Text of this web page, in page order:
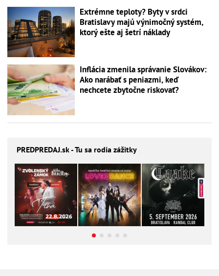
Extrémne teploty? Byty v srdci
Bratislavy majú výnimočný systém,
ktorý ešte aj šetrí náklady
Inflácia zmenila správanie Slovákov:
Ako narábať s peniazmi, keď
nechcete zbytočne riskovať?
PREDPREDAJ.sk - Tu sa rodia zážitky